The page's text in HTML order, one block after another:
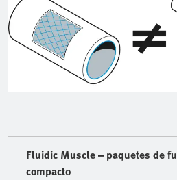
Fluidic Muscle – paquetes de
compacto